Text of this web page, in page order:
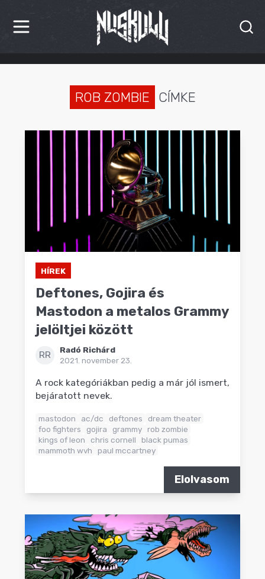
HÍREK
PREMIEREK
MÁSVILÁG
ROB ZOMBIE CÍMKE
HÍREK
Deftones, Gojira és
Mastodon a metalos Grammy
jelöltjei között
RR
Radó Richárd
2021. november 23.
A rock kategóriákban pedig a már jól ismert,
bejáratott nevek.
mastodon ac/dc deftones
dream theater
foo fighters
gojira grammy rob zombie
kings of leon
chris cornell
black pumas
mammoth wvh
paul mccartney
Elolvasom